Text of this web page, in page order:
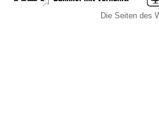
Die Seiten des